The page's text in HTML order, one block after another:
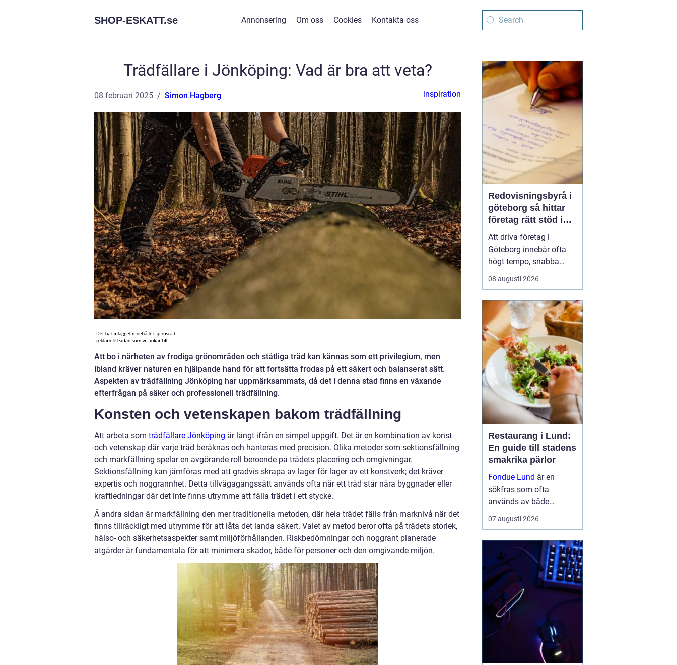
SHOP-ESKATT.se Annonsering Om oss Cookies Kontakta oss
Trädfällare i Jönköping: Vad är bra att veta?
08 februari 2025 Simon Hagberg inspiration
Att bo i närheten av frodiga grönområden och ståtliga träd kan kännas som ett privilegium, men
ibland kräver naturen en hjälpande hand för att fortsätta frodas på ett säkert och balanserat sätt.
Aspekten av trädfällning Jönköping har uppmärksammats, då det i denna stad finns en växande
efterfrågan på säker och professionell trädfällning.
Konsten och vetenskapen bakom trädfällning
Att arbeta som trädfällare Jönköping är långt ifrån en simpel uppgift. Det är en kombination av konst
och vetenskap där varje träd beräknas och hanteras med precision. Olika metoder som sektionsfällning
och markfällning spelar en avgörande roll beroende på trädets placering och omgivningar.
Sektionsfällning kan jämföras med att gradvis skrapa av lager för lager av ett konstverk; det kräver
expertis och noggrannhet. Detta tillvägagångssätt används ofta när ett träd står nära byggnader eller
kraftledningar där det inte finns utrymme att fälla trädet i ett stycke.
Å andra sidan är markfällning den mer traditionella metoden, där hela trädet fälls från marknivå när det
finns tillräckligt med utrymme för att låta det landa säkert. Valet av metod beror ofta på trädets storlek,
hälso- och säkerhetsaspekter samt miljöförhållanden. Riskbedömningar och noggrant planerade
åtgärder är fundamentala för att minimera skador, både för personer och den omgivande miljön.
Redovisningsbyrå i
göteborg så hittar
företag rätt stöd i
vardagsekonomin
Att driva företag i
Göteborg innebär ofta
högt tempo, snabba
beslut och skiftande
förutsättningar. Många
ekonomin stjäl mer tid
än den ger. Här blir en
redovisningsbyrå i
Göteborg en
nyckelpartner. En byrå
hjälper till med bok...
08 augusti 2026
Restaurang i Lund:
En guide till stadens
smakrika pärlor
Fondue Lund är en
sökfras som ofta
används av både
besökare och boende
som vill hitta bra
historiska
universitetsstaden.
belleepoq...
07 augusti 2026